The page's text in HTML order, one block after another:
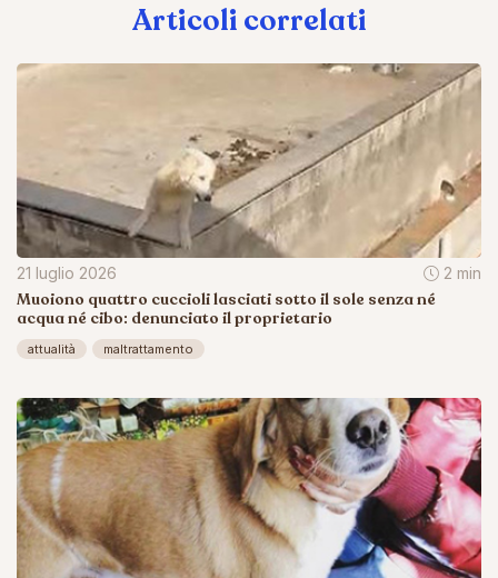
Articoli correlati
21 luglio 2026 2 min
Muoiono quattro cuccioli lasciati sotto il sole senza né
acqua né cibo: denunciato il proprietario
attualità maltrattamento